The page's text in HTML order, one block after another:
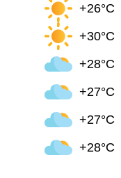
+26°C
+30°C
+28°C
+27°C
+27°C
+28°C